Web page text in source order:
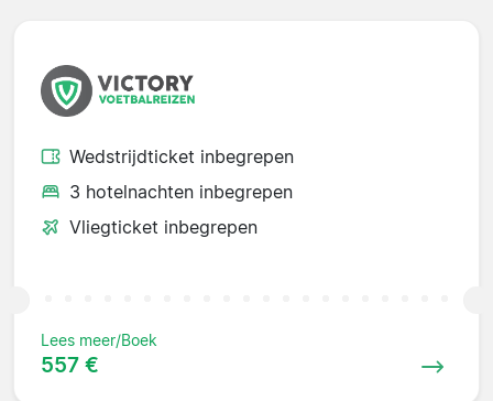
Wedstrijdticket inbegrepen
3 hotelnachten inbegrepen
Vliegticket inbegrepen
Lees meer/Boek
557 €